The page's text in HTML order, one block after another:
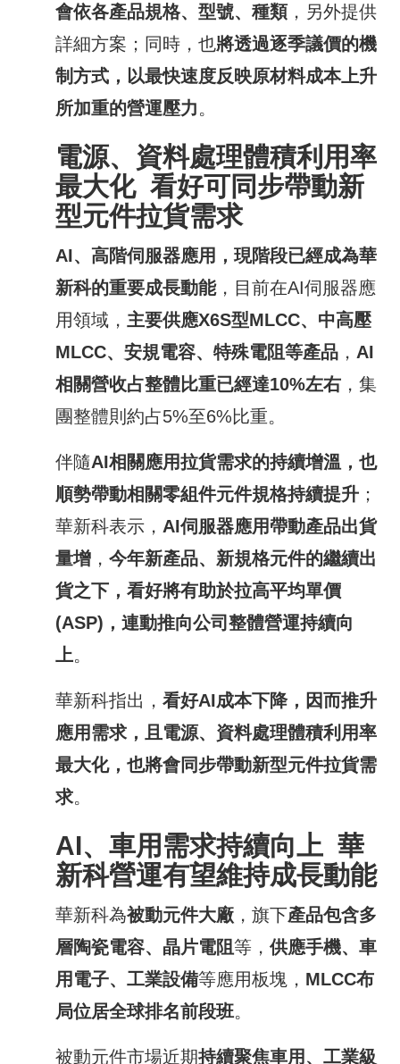
會依各產品規格、型號、種類，另外提供
詳細方案；同時，也將透過逐季議價的機
制方式，以最快速度反映原材料成本上升
所加重的營運壓力。
電源、資料處理體積利用率
最大化 看好可同步帶動新
型元件拉貨需求
AI、高階伺服器應用，現階段已經成為華
新科的重要成長動能，目前在AI伺服器應
用領域， 主要供應X6S型MLCC、中高壓
MLCC、安規電容、特殊電阻等產品 ， AI
相關營收占整體比重已經達10%左右 ，集
團整體則約占5%至6%比重。
伴隨AI相關應用拉貨需求的持續增溫，也
順勢帶動相關零組件元件規格持續提升 ；
華新科表示， AI伺服器應用帶動產品出貨
量增 ，今年新產品、新規格元件的繼續出
貨之下，看好將有助於拉高平均單價
(ASP) ，連動推向公司整體營運持續向
上。
華新科指出，看好AI成本下降，因而推升
應用需求，且電源、資料處理體積利用率
最大化，也將會同步帶動新型元件拉貨需
求。
AI、車用需求持續向上 華
新科營運有望維持成長動能
華新科為被動元件大廠 ，旗下產品包含多
層陶瓷電容、晶片電阻等，供應手機、車
用電子、工業設備等應用板塊， MLCC布
局位居全球排名前段班。
被動元件市場近期持續聚焦車用、工業級